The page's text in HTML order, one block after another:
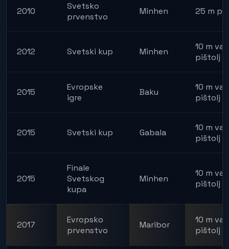
2010
Svetsko
prvenstvo
Minhen 25 m
2012 Svetski kup Minhen
10 m
pištolj
2015
Evropske
igre
Baku
10 m
pištolj
2015 Svetski kup Gabala
10 m
pištolj
2015
Finale
Svetskog
kupa
Minhen
10 m
pištolj
2017
Evropsko
prvenstvo
Maribor
10 m
pištolj